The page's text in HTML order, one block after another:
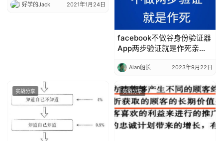
好学的Jack 2021年1月24日
facebook不做谷身份验证器
App两步验证就是作死亲
备，建议收藏
Alan船长 2023年9月22日
实战分享 实战分享